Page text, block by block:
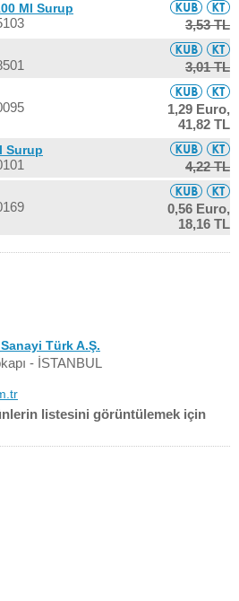
Ml Surup
3,53 TL
3,01 TL
1,29 Euro,
41,82 TL
Surup
4,22 TL
0,56 Euro,
18,16 TL
Türk A.Ş.
- İSTANBUL
listesini görüntülemek için